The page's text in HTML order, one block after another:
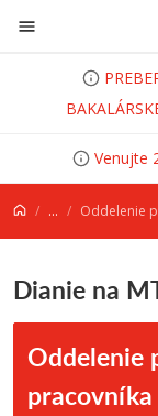
Prejsť na obsah
Venujte
... Oddelenie
Dianie na
Oddelenie